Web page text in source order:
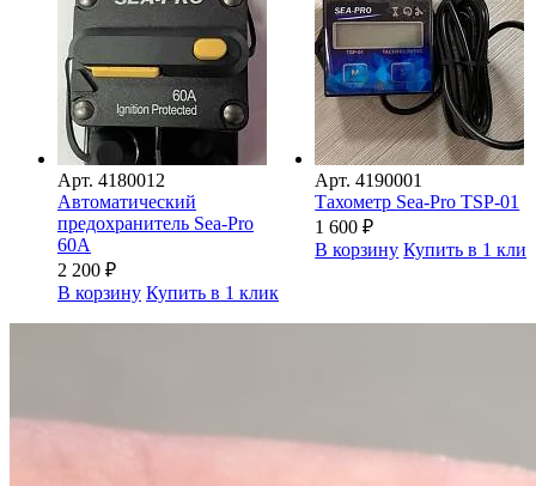
Арт. 4180012
Автоматический
предохранитель Sea-Pro
60А
2 200 ₽
В корзину Купить в 1 клик
Арт.4190001
Тахометр Sea-Pro TSP-01
1 600₽
В корзину Купить в 1 клик